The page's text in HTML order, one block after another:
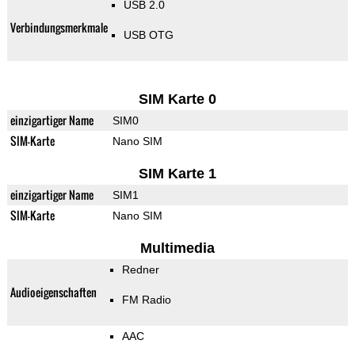
Verbindungsmerkmale
USB 2.0
USB OTG
SIM Karte 0
einzigartiger Name SIM0
SIM-Karte Nano SIM
SIM Karte 1
einzigartiger Name SIM1
SIM-Karte Nano SIM
Multimedia
Audioeigenschaften
Redner
FM Radio
AAC